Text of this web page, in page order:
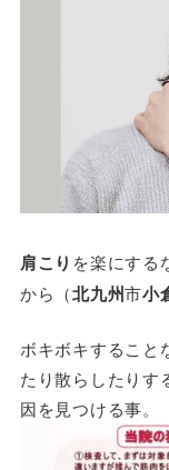
肩こり を楽にする
から（北九州市小
ボキボキすること
たり散らしたりす
因を見つける事。